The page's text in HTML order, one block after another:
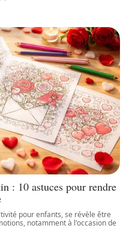
: 10 astuces pour rendre
pour enfants, se révèle être
notamment à l'occasion de